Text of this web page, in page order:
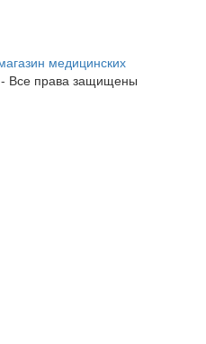
медицинских
- Все права защищены